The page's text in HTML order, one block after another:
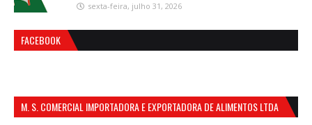
sexta-feira, julho 31, 2026
FACEBOOK
M. S. COMERCIAL IMPORTADORA E EXPORTADORA DE ALIMENTOS LTDA